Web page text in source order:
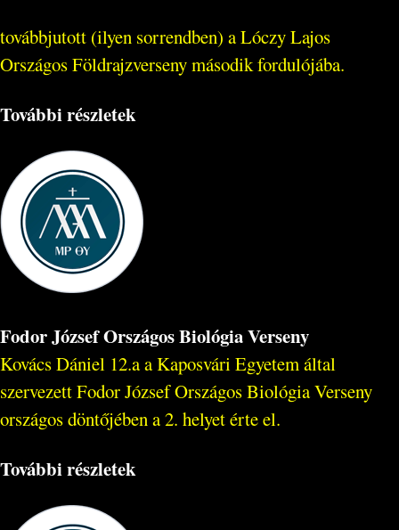
továbbjutott (ilyen sorrendben) a Lóczy Lajos
Országos Földrajzverseny második fordulójába.
További részletek
Fodor József Országos Biológia Verseny
Kovács Dániel 12.a a Kaposvári Egyetem által
szervezett Fodor József Országos Biológia Verseny
országos döntőjében a 2. helyet érte el.
További részletek